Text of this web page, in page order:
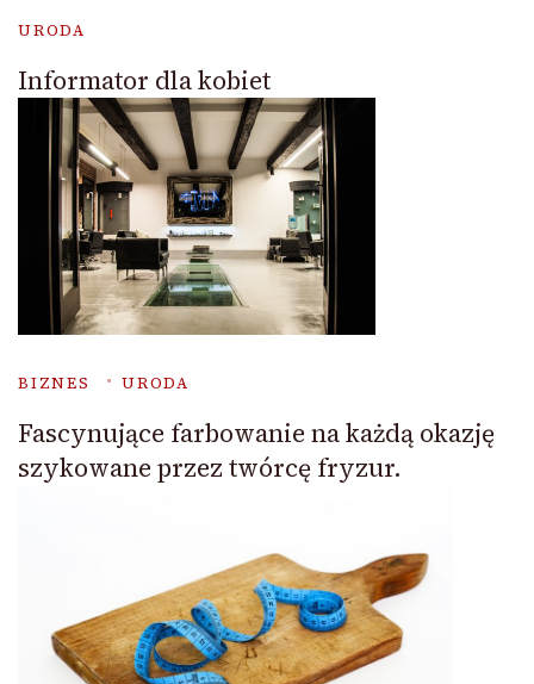
URODA
Informator dla kobiet
BIZNES URODA
Fascynujące farbowanie na każdą okazję
szykowane przez twórcę fryzur.